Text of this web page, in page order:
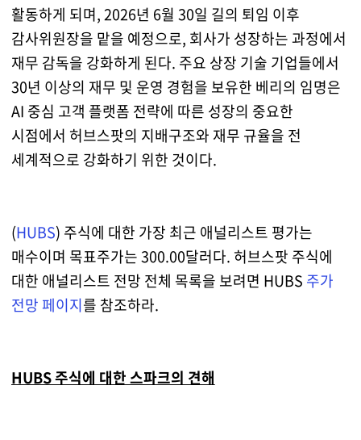
활동하게 되며, 2026년 6월 30일 길의 퇴임 이후
감사위원장을 맡을 예정으로, 회사가 성장하는 과정에서
재무 감독을 강화하게 된다. 주요 상장 기술 기업들에서
30년 이상의 재무 및 운영 경험을 보유한 베리의 임명은
AI 중심 고객 플랫폼 전략에 따른 성장의 중요한
시점에서 허브스팟의 지배구조와 재무 규율을 전
세계적으로 강화하기 위한 것이다.
(HUBS) 주식에 대한 가장 최근 애널리스트 평가는
매수이며 목표주가는 300.00달러다. 허브스팟 주식에
대한 애널리스트 전망 전체 목록을 보려면 HUBS 주가
전망 페이지를 참조하라.
HUBS 주식에 대한 스파크의 견해